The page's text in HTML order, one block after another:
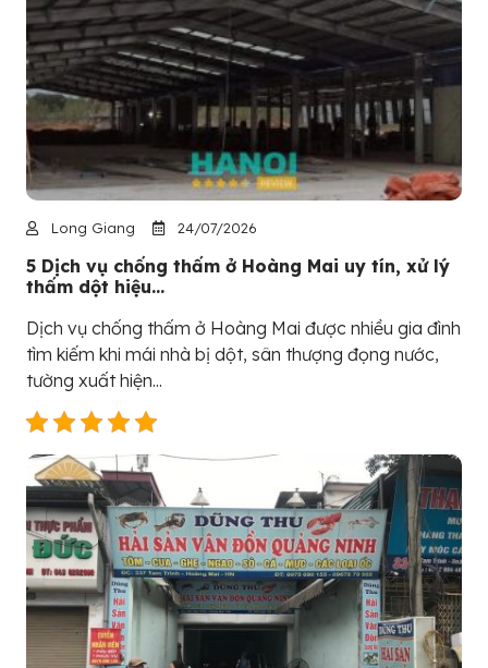
Long Giang 24/07/2026
5 Dịch vụ chống thấm ở Hoàng Mai uy tín, xử lý
thấm dột hiệu...
Dịch vụ chống thấm ở Hoàng Mai được nhiều gia đình
tìm kiếm khi mái nhà bị dột, sân thượng đọng nước,
tường xuất hiện...